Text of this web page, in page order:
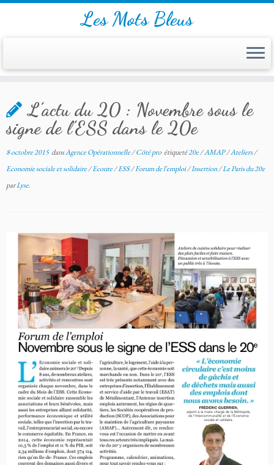
content
Les Mots Bleus
L’actu du 20 : Novembre sous le
signe de l’ESS dans le 20e
8 octobre 2015dansAgence Opérationnelle/Côté pro étiqueté20e/AMAP/Ateliers/
Economie sociale et solidaire/Ecoute/ESS/Forum de l'emploi/Insertion/Le Paris du 20e
parLyse.